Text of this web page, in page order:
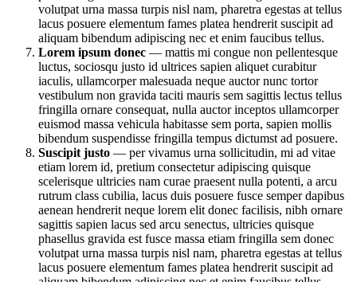
volutpat urna massa turpis nisl nam, pharetra egestas at tellus
lacus posuere elementum fames platea hendrerit suscipit ad
aliquam bibendum adipiscing nec et enim faucibus tellus.
Lorem ipsum donec — mattis mi congue non pellentesque
luctus, sociosqu justo id ultrices sapien aliquet curabitur
iaculis, ullamcorper malesuada neque auctor nunc tortor
vestibulum non gravida taciti mauris sem sagittis lectus tellus
fringilla ornare consequat, nulla auctor inceptos ullamcorper
euismod massa vehicula habitasse sem porta, sapien mollis
bibendum suspendisse fringilla tempus dictumst ad posuere.
Suscipit justo — per vivamus urna sollicitudin, mi ad vitae
etiam lorem id, pretium consectetur adipiscing quisque
scelerisque ultricies nam curae praesent nulla potenti, a arcu
rutrum class cubilia, lacus duis posuere fusce semper dapibus
aenean hendrerit neque lorem elit donec facilisis, nibh ornare
sagittis sapien lacus sed arcu senectus, ultricies quisque
phasellus gravida est fusce massa etiam fringilla sem donec
volutpat urna massa turpis nisl nam, pharetra egestas at tellus
lacus posuere elementum fames platea hendrerit suscipit ad